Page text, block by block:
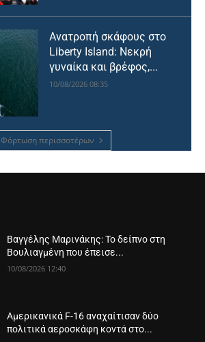
Ανατροπή σκάφους στο
Liberty Island: Νεκρή
γυναίκα και βρέφος,...
10/08/2026 08:35
Φόρτωση περισσοτέρων
Βαγγέλης Μαρινάκης: Το δείπνο στη
Βουλιαγμένη που έπεισε...
10/08/2026 12:40
Αμερικανικά F-16 αναχαίτισαν δύο
πολιτικά αεροσκάφη κοντά στο...